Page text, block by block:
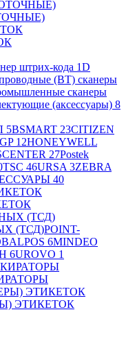
штрих-кода 1D
(BT) сканеры
сканеры
(аксессуары) 8
5BSMART 23CITIZEN
GP12HONEYWELL
27Postek
TSC 46URSA 3ZEBRA
40
(ТСД)POINT-
6MINDEO
6UROVO 1
ЭТИКЕТОК